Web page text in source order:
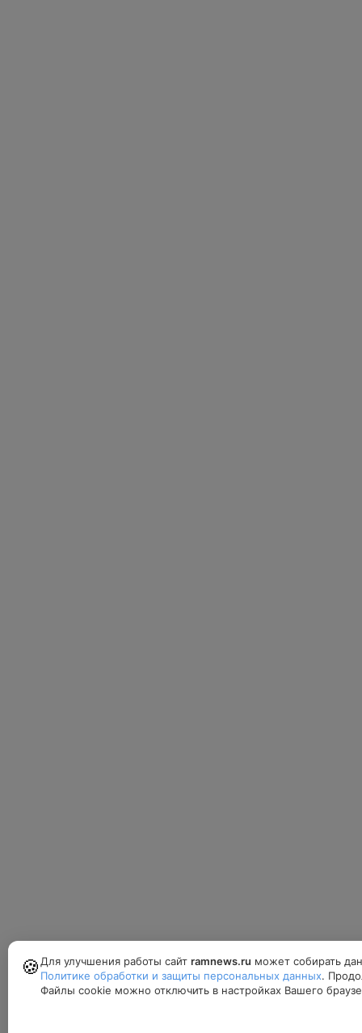
🍪 Для улучшения работы сайт ramnews.ru может собирать
Политике обработки и защиты персональных данных.
Файлы cookie можно отключить в настройках Вашего